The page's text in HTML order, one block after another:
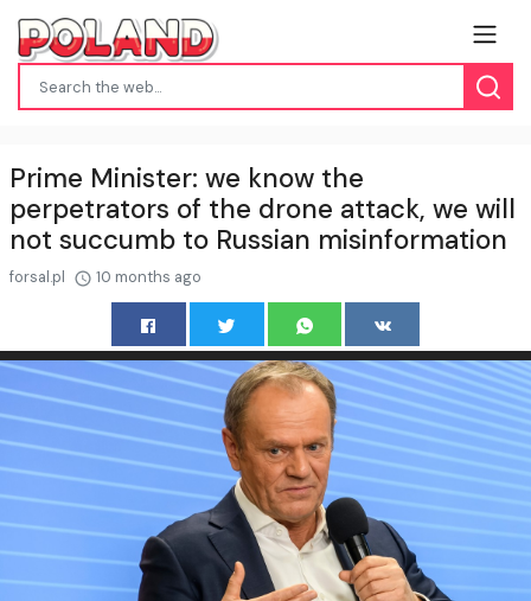
Prime Minister: we know the
perpetrators of the drone attack, we will
not succumb to Russian misinformation
forsal.pl 10 months ago